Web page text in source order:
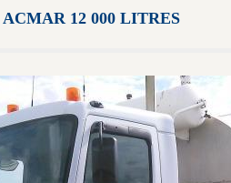
ACMAR 12 000 LITRES